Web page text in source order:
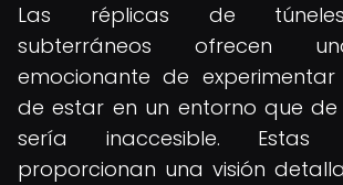
Las réplicas de
subterráneos ofrecen
emocionante de
de estar en un entorno que
sería inaccesible. Estas
proporcionan una visión